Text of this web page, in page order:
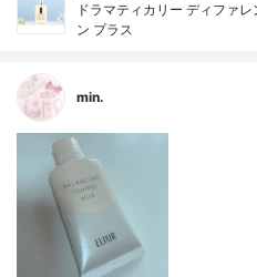
ドラマティカリー ディファ
ン プラス
min.